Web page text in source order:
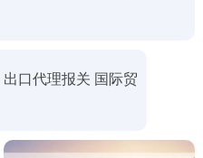
口代理报关 国际贸